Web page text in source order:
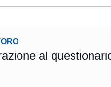
al